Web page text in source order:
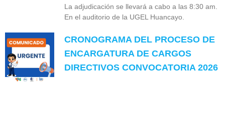
La adjudicación se llevará a cabo a las 8:30 am.
En el auditorio de la UGEL Huancayo.
CRONOGRAMA DEL PROCESO DE
ENCARGATURA DE CARGOS
DIRECTIVOS CONVOCATORIA 2026